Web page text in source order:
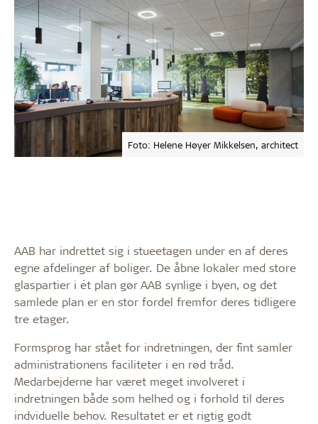
Foto: Helene Høyer Mikkelsen, architect
AAB har indrettet sig i stueetagen under en af deres
egne afdelinger af boliger. De åbne lokaler med store
glaspartier i ét plan gør AAB synlige i byen, og det
samlede plan er en stor fordel fremfor deres tidligere
tre etager.
Formsprog har stået for indretningen, der fint samler
administrationens faciliteter i en rød tråd.
Medarbejderne har været meget involveret i
indretningen både som helhed og i forhold til deres
indviduelle behov. Resultatet er et rigtig godt